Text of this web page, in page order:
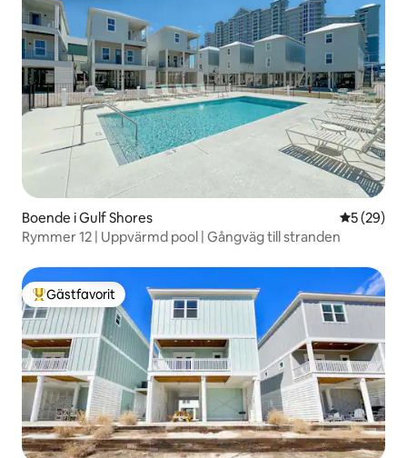
Boende i Gulf Shores 5 av 5 i
5 (29)
Rymmer 12 | Uppvärmd pool | Gångväg till stranden
Populär gästfavorit
Gästfavorit